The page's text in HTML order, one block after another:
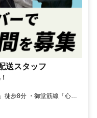
送スタッフ
徒歩8分 ・御堂筋線「心斎
バイク通勤OK